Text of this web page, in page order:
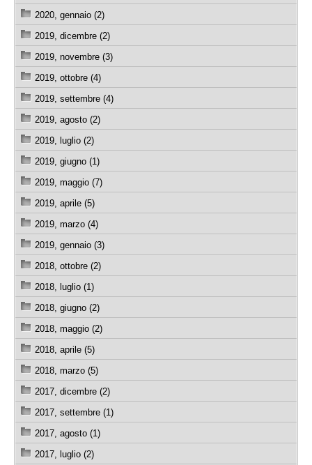
2020, gennaio (2)
2019, dicembre (2)
2019, novembre (3)
2019, ottobre (4)
2019, settembre (4)
2019, agosto (2)
2019, luglio (2)
2019, giugno (1)
2019, maggio (7)
2019, aprile (5)
2019, marzo (4)
2019, gennaio (3)
2018, ottobre (2)
2018, luglio (1)
2018, giugno (2)
2018, maggio (2)
2018, aprile (5)
2018, marzo (5)
2017, dicembre (2)
2017, settembre (1)
2017, agosto (1)
2017, luglio (2)